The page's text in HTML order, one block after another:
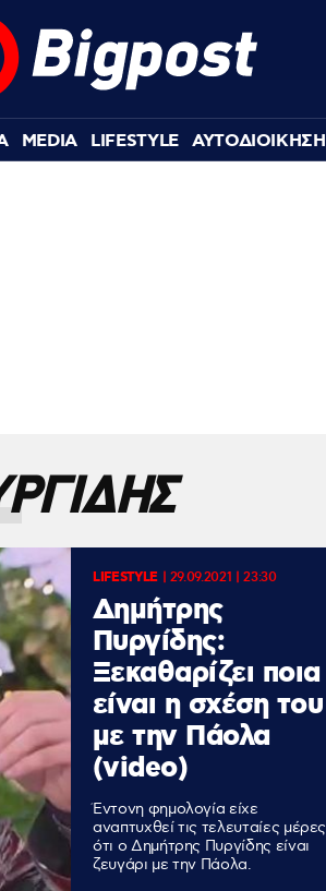
MEDIA LIFESTYLE ΑΥΤΟΔΙΟΙΚΗΣΗ
LIFESTYLE| 29.09.2021 | 23:30
Δημήτρης
Πυργίδης:
Ξεκαθαρίζει ποια
είναι η σχέση του
με την Πάολα
(video)
Έντονη φημολογία είχε
αναπτυχθεί τις τελευταίες μέρες
ότι ο Δημήτρης Πυργίδης είναι
ζευγάρι με την Πάολα.